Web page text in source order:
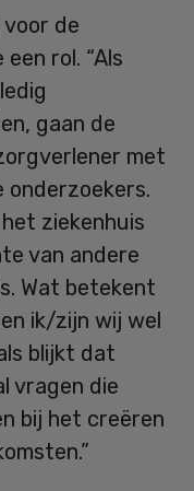
de
rol. “Als
gaan de
met
onderzoekers.
ziekenhuis
van andere
Wat betekent
ik/zijn wij wel
blijkt dat
vragen die
bij het creëren